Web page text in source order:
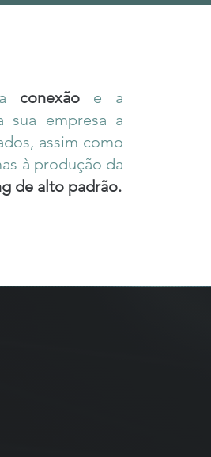
conexão e a
sua empresa a
assim como
à produção da
de alto padrão.